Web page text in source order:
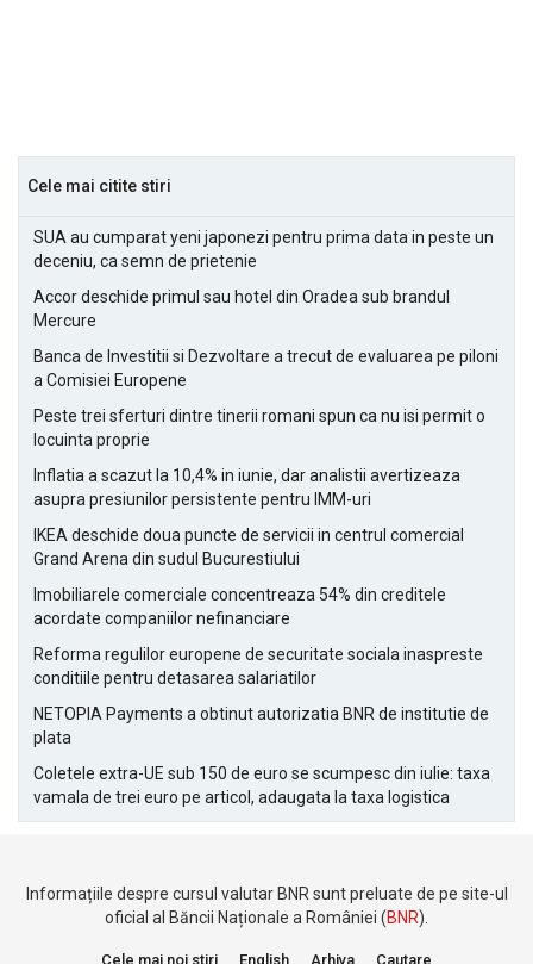
Cele mai citite stiri
SUA au cumparat yeni japonezi pentru prima data in peste un
deceniu, ca semn de prietenie
Accor deschide primul sau hotel din Oradea sub brandul
Mercure
Banca de Investitii si Dezvoltare a trecut de evaluarea pe piloni
a Comisiei Europene
Peste trei sferturi dintre tinerii romani spun ca nu isi permit o
locuinta proprie
Inflatia a scazut la 10,4% in iunie, dar analistii avertizeaza
asupra presiunilor persistente pentru IMM-uri
IKEA deschide doua puncte de servicii in centrul comercial
Grand Arena din sudul Bucurestiului
Imobiliarele comerciale concentreaza 54% din creditele
acordate companiilor nefinanciare
Reforma regulilor europene de securitate sociala inaspreste
conditiile pentru detasarea salariatilor
NETOPIA Payments a obtinut autorizatia BNR de institutie de
plata
Coletele extra-UE sub 150 de euro se scumpesc din iulie: taxa
vamala de trei euro pe articol, adaugata la taxa logistica
Informațiile despre cursul valutar BNR sunt preluate de pe site-ul
oficial al Băncii Naționale a României (BNR).
Cele mai noi stiri English Arhiva Cautare